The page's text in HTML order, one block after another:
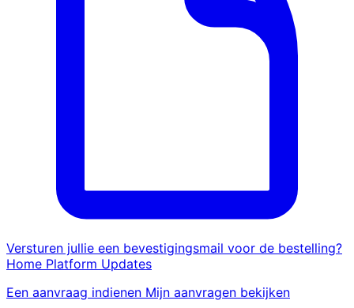
Versturen jullie een bevestigingsmail voor de bestelling?
Home Platform Updates
Een aanvraag indienen Mijn aanvragen bekijken